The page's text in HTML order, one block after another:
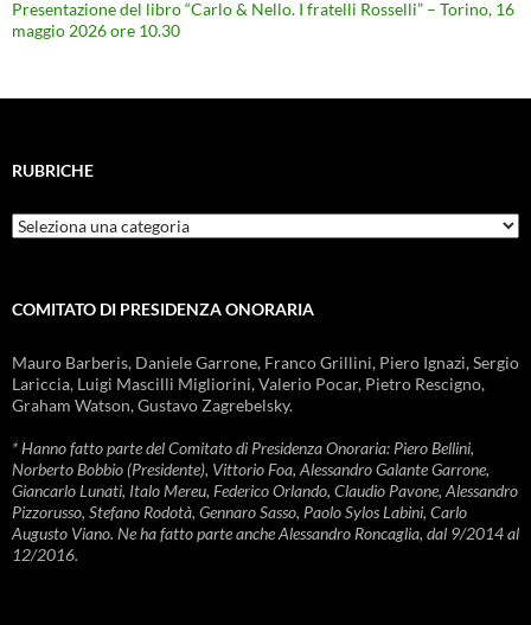
Presentazione del libro “Carlo & Nello. I fratelli Rosselli” – Torino, 16
maggio 2026 ore 10.30
RUBRICHE
Rubriche
COMITATO DI PRESIDENZA ONORARIA
Mauro Barberis, Daniele Garrone, Franco Grillini, Piero Ignazi, Sergio
Lariccia, Luigi Mascilli Migliorini, Valerio Pocar, Pietro Rescigno,
Graham Watson, Gustavo Zagrebelsky.
* Hanno fatto parte del Comitato di Presidenza Onoraria: Piero Bellini,
Norberto Bobbio (Presidente), Vittorio Foa, Alessandro Galante Garrone,
Giancarlo Lunati, Italo Mereu, Federico Orlando, Claudio Pavone, Alessandro
Pizzorusso, Stefano Rodotà, Gennaro Sasso, Paolo Sylos Labini, Carlo
Augusto Viano. Ne ha fatto parte anche Alessandro Roncaglia, dal 9/2014 al
12/2016.